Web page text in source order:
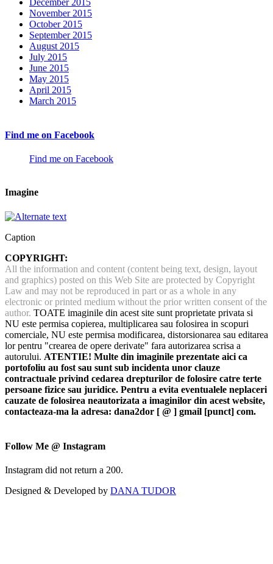
December 2015
November 2015
October 2015
September 2015
August 2015
July 2015
June 2015
May 2015
April 2015
March 2015
Find me on Facebook
Find me on Facebook
Imagine
Caption
COPYRIGHT:
All the information and content (content being text, design, layout
and graphics) posted on this Web Site are protected by Copyright
Law and may not be reproduced in part or as a whole in any
electronic or printed medium without the prior written consent of the
author. TOATE imaginile din acest site sunt proprietate privata si
NU este permisa copierea, multiplicarea sau folosirea in scopuri
comerciale, NU este permisa modificarea, distorsionarea sau editarea
lor pentru "crearea de opere derivate" fara autorizarea scrisa a
autorului. ATENTIE! Multe din imaginile prezentate aici ca
portofoliu au fost sau sunt sub incidenta unor clauze
contractuale privind cedarea drepturilor de folosire catre terte
persoane fizice sau juridice. Pentru a evita eventualele neplaceri
cauzate de folosirea neautorizata a imaginilor din acest website,
contacteaza-ma la adresa: dana2dor [ @ ] gmail [punct] com.
Follow Me @ Instagram
Instagram did not return a 200.
Designed & Developed by DANA TUDOR